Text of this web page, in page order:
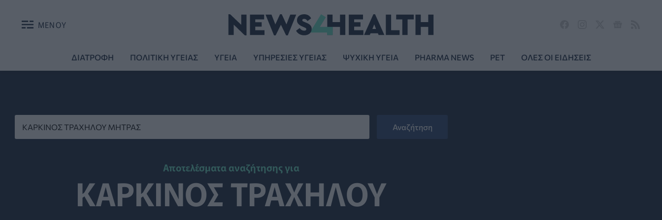
ΜΕΝΟΥ
ΔΙΑΤΡΟΦΗ ΠΟΛΙΤΙΚΗ ΥΓΕΙΑΣ ΥΓΕΙΑ ΥΠΗΡΕΣΙΕΣ ΥΓΕΙΑΣ ΨΥΧΙΚΗ ΥΓΕΙΑ PHARMA NEWS PET ΟΛΕΣ ΟΙ ΕΙΔΗΣΕΙΣ
Αποτελέσματα αναζήτησης για
ΚΑΡΚΙΝΟΣ ΤΡΑΧΗΛΟΥ